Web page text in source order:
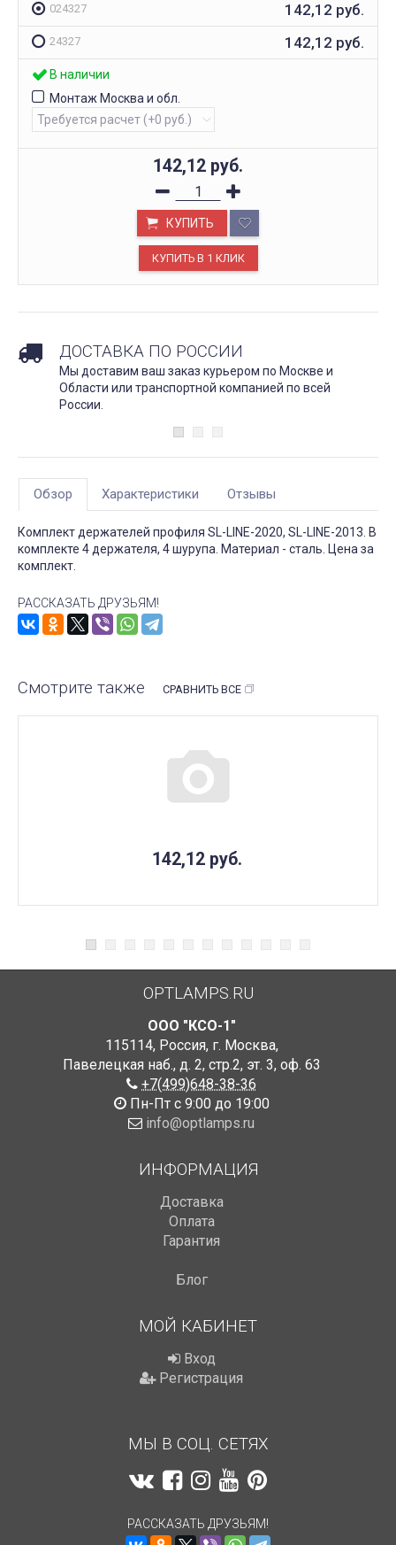
024327 142,12 руб.
24327 142,12 руб.
В наличии
Монтаж Москва и обл.
142,12 руб.
КУПИТЬ
ДОСТАВКА ПО РОССИИ
Мы доставим ваш заказ курьером по Москве и
Области или транспортной компанией по всей
России.
Обзор Характеристики Отзывы
Комплект держателей профиля SL-LINE-2020, SL-LINE-2013. В
комплекте 4 держателя, 4 шурупа. Материал - сталь. Цена за
комплект.
РАССКАЗАТЬ ДРУЗЬЯМ!
Смотрите также СРАВНИТЬ ВСЕ
142,12 руб.
OPTLAMPS.RU
ООО "КСО-1"
115114, Россия, г. Москва,
Павелецкая наб., д. 2, стр.2, эт. 3, оф. 63
+7(499)648-38-36
Пн-Пт с 9:00 до 19:00
info@optlamps.ru
ИНФОРМАЦИЯ
Доставка
Оплата
Гарантия
Блог
МОЙ КАБИНЕТ
Вход
Регистрация
МЫ В СОЦ. СЕТЯХ
РАССКАЗАТЬ ДРУЗЬЯМ!